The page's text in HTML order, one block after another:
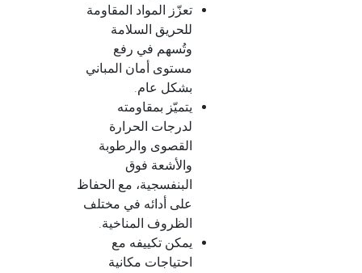
تعزّز المواد المقاومة
للحريق السلامة
وتُسهم في رفع
مستوى أمان المباني
بشكل عام.
يتميّز بمقاومته
لدرجات الحرارة
القصوى والرطوبة
والأشعة فوق
البنفسجية، مع الحفاظ
على أدائه في مختلف
الظروف المناخية.
يمكن تكييفه مع
احتياجات مكانية